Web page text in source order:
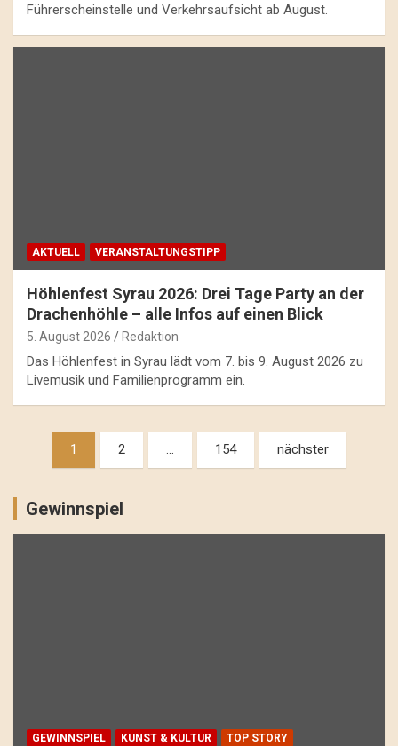
Führerscheinstelle und Verkehrsaufsicht ab August.
AKTUELL VERANSTALTUNGSTIPP
Höhlenfest Syrau 2026: Drei Tage Party an der
Drachenhöhle – alle Infos auf einen Blick
5. August 2026 Redaktion
Das Höhlenfest in Syrau lädt vom 7. bis 9. August 2026 zu
Livemusik und Familienprogramm ein.
Beitragsnavigation
1 2 … 154 nächster
Gewinnspiel
GEWINNSPIEL KUNST & KULTUR TOP STORY